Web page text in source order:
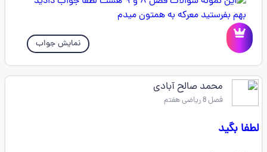
نمایش جواب
محمد صالح آبادی
فصل 8 ریاضی هفتم
لطفا بگید